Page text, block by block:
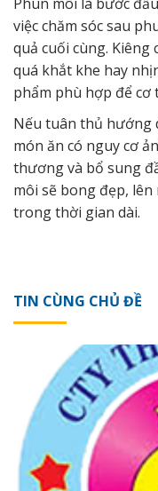
việc chăm sóc sau
quả cuối cùng. Kiêng
quá khắt khe hay
phẩm phù hợp để cơ
Nếu tuân thủ hướng
món ăn có nguy cơ
thương và bổ sung
môi sẽ bong đẹp,
trong thời gian dài.
TIN CÙNG CHỦ ĐỀ